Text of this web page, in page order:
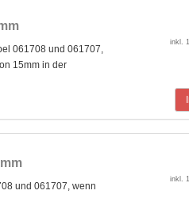
061708 und 061707,
15mm in der
inkl.
und 061707, wenn
inkl.